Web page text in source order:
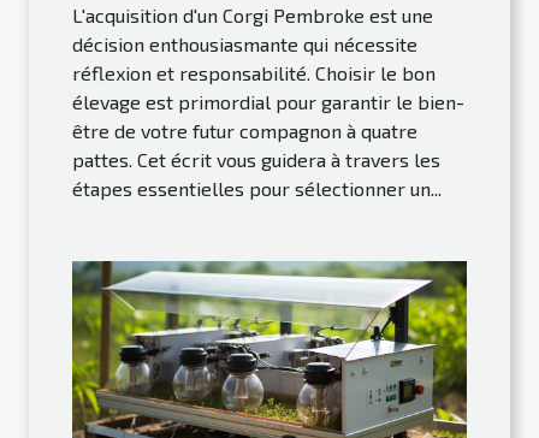
L'acquisition d'un Corgi Pembroke est une
décision enthousiasmante qui nécessite
réflexion et responsabilité. Choisir le bon
élevage est primordial pour garantir le bien-
être de votre futur compagnon à quatre
pattes. Cet écrit vous guidera à travers les
étapes essentielles pour sélectionner un...